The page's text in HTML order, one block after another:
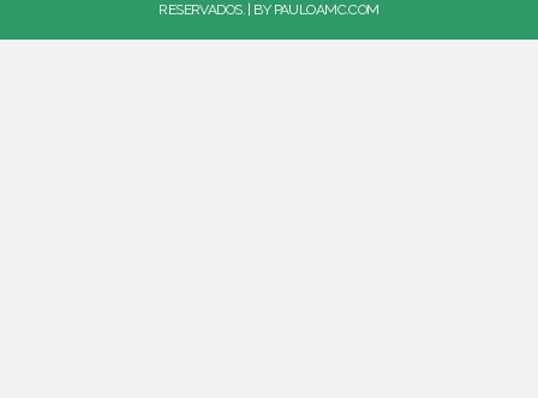
RESERVADOS. | BY PAULOAMC.COM